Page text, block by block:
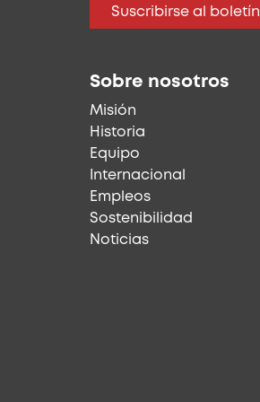
Suscribirse al boletín
Sobre nosotros
Misión
Historia
Equipo
Internacional
Empleos
Sostenibilidad
Noticias